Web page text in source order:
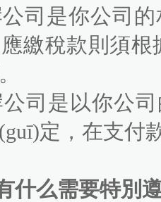
是你公司的相
繳稅款則須根
公司是以你公
定，在支付
需要特別遵守